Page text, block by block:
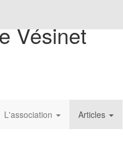
Vésinet
L'association Articles